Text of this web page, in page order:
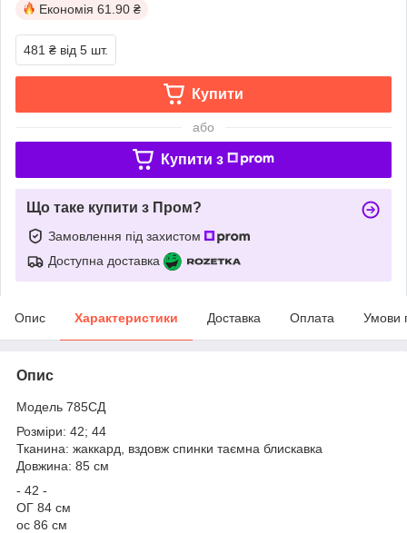
Економія 61.90 ₴
481 ₴ від 5 шт.
Купити
або
Купити з
Що таке купити з Пром?
Замовлення під захистом
Доступна доставка
Опис Характеристики Доставка Оплата Умови
Опис
Модель 785СД
Розміри: 42; 44
Тканина: жаккард, вздовж спинки таємна блискавка
Довжина: 85 см
- 42 -
ОГ 84 см
ос 86 см